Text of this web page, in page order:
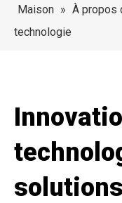
Maison » À propos
technologie